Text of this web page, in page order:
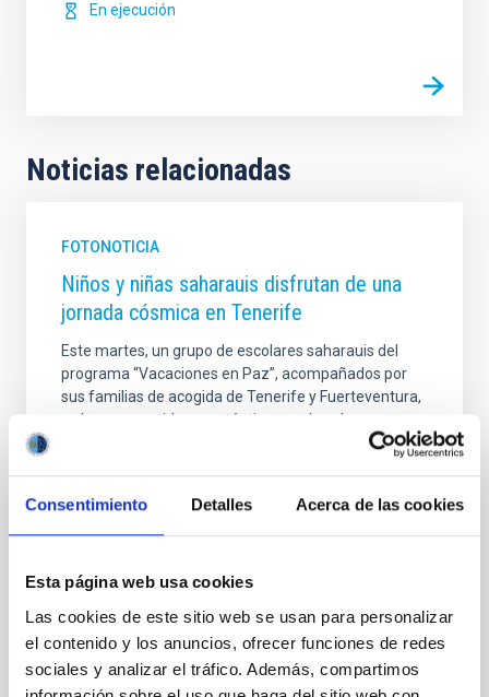
Consentimiento Detalles Acerca de las cookies
Esta página web usa cookies
Las cookies de este sitio web se usan para personalizar
el contenido y los anuncios, ofrecer funciones de redes
sociales y analizar el tráfico. Además, compartimos
En ejecución
Noticias relacionadas
FOTONOTICIA
Niños y niñas saharauis disfrutan de una
jornada cósmica en Tenerife
Este martes, un grupo de escolares saharauis del
programa “Vacaciones en Paz”, acompañados por
sus familias de acogida de Tenerife y Fuerteventura,
se han convertido en auténticos exploradores
espaciales gracias a una jornada de actividades
de Astrofísica de Canarias (IAC), junto con la
Asociación Canaria de Amistad con el Pueblo
Cosmos (MCC, Museos de Tenerife). Esta acción se
del proyecto Amanar
Fecha de publicación 28/08/2024 - 16:22:00